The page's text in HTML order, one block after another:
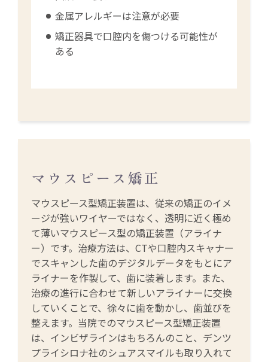
金属アレルギーは注意が必要
矯正器具で口腔内を傷つける可能性が
ある
マウスピース矯正
マウスピース型矯正装置は、従来の矯正のイメ
ージが強いワイヤーではなく、透明に近く極め
て薄いマウスピース型の矯正装置（アライナ
ー）です。治療方法は、CTや口腔内スキャナー
でスキャンした歯のデジタルデータをもとにア
ライナーを作製して、歯に装着します。また、
治療の進行に合わせて新しいアライナーに交換
していくことで、徐々に歯を動かし、歯並びを
整えます。当院でのマウスピース型矯正装置
は、インビザラインはもちろんのこと、デンツ
プライシロナ社のシュアスマイルも取り入れて